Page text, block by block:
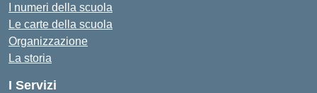
I numeri della scuola
Le carte della scuola
Organizzazione
La storia
I Servizi